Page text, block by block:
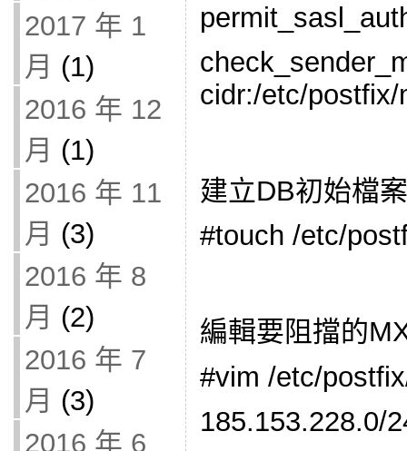
2017 年 1
月 (1)
2016 年 12
月 (1)
2016 年 11
月 (3)
2016 年 8
月 (2)
2016 年 7
月 (3)
2016 年 6
cidr:/etc/
建立DB初始檔案
#touch /etc/
編輯要阻擋的
#vim /etc/
185.153.228.0/